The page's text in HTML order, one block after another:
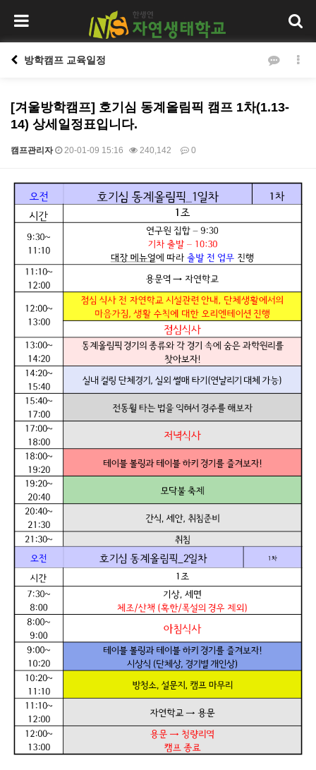
방학캠프 교육일정
[겨울방학캠프] 호기심 동계올림픽 캠프 1차(1.13-
14) 상세일정표입니다.
캠프관리자 20-01-09 15:16 240,142 0
본문